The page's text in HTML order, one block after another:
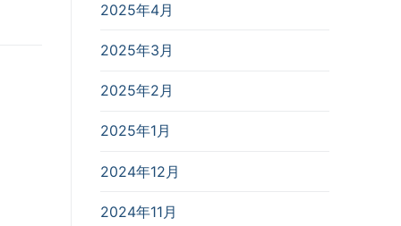
2025年4月
2025年3月
2025年2月
2025年1月
2024年12月
2024年11月